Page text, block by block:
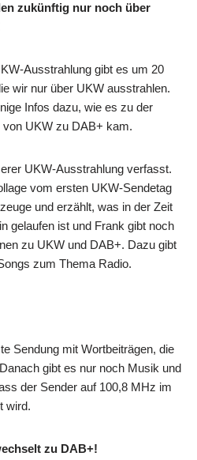
zukünftig nur noch über
Ausstrahlung gibt es um 20
wir nur über UKW ausstrahlen.
Infos dazu, wie es zu der
UKW zu DAB+ kam.
UKW-Ausstrahlung verfasst.
vom ersten UKW-Sendetag
und erzählt, was in der Zeit
gelaufen ist und Frank gibt noch
zu UKW und DAB+. Dazu gibt
zum Thema Radio.
Sendung mit Wortbeiträgen, die
gibt es nur noch Musik und
der Sender auf 100,8 MHz im
wird.
zu DAB+!